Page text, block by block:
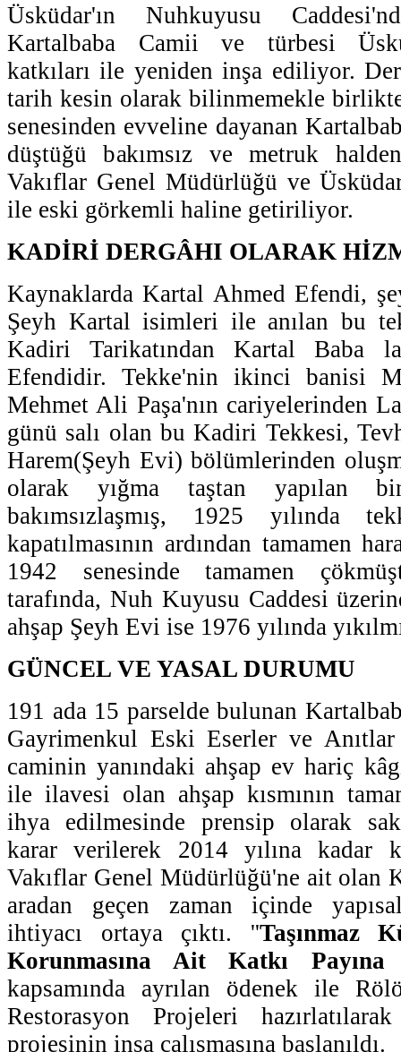
Üsküdar'ın Nuhkuyusu
Kartalbaba Camii ve türbesi
katkıları ile yeniden inşa ediliyor.
tarih kesin olarak bilinmemekle
senesinden evveline dayanan
düştüğü bakımsız ve metruk
Vakıflar Genel Müdürlüğü ve
ile eski görkemli haline getiriliyor.
KADİRİ DERGÂHI OLARAK
Kaynaklarda Kartal Ahmed Efendi,
Şeyh Kartal isimleri ile anılan bu
Kadiri Tarikatından Kartal Baba
Efendidir. Tekke'nin ikinci banisi
Mehmet Ali Paşa'nın cariyelerinden
günü salı olan bu Kadiri Tekkesi,
Harem(Şeyh Evi) bölümlerinden
olarak yığma taştan yapılan
bakımsızlaşmış, 1925 yılında
kapatılmasının ardından tamamen
1942 senesinde tamamen
tarafında, Nuh Kuyusu Caddesi
ahşap Şeyh Evi ise 1976 yılında
GÜNCEL VE YASAL DURUMU
191 ada 15 parselde bulunan
Gayrimenkul Eski Eserler ve
caminin yanındaki ahşap ev hariç
ile ilavesi olan ahşap kısmının
ihya edilmesinde prensip olarak
karar verilerek 2014 yılına kadar
Vakıflar Genel Müdürlüğü'ne ait olan
aradan geçen zaman içinde
ihtiyacı ortaya çıktı. ''Taşınmaz
Korunmasına Ait Katkı
kapsamında ayrılan ödenek ile
Restorasyon Projeleri
projesinin inşa çalışmasına başlanıldı.